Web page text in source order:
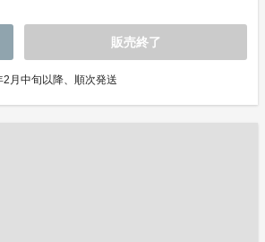
販売終了
月中旬以降、順次発送